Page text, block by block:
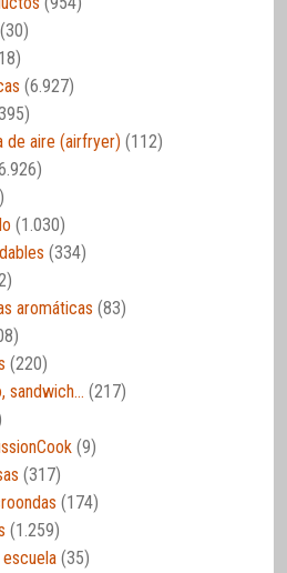
(30)
(6.927)
de aire (airfryer) (112)
(1.030)
(334)
aromáticas (83)
(220)
sandwich… (217)
(9)
(317)
(174)
(1.259)
(35)